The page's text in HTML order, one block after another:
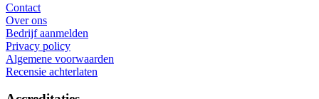
Contact
Over ons
Bedrijf aanmelden
Privacy policy
Algemene voorwaarden
Recensie achterlaten